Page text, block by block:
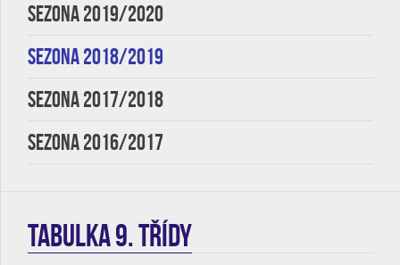
SEZONA 2019/2020
SEZONA 2018/2019
SEZONA 2017/2018
SEZONA 2016/2017
TABULKA 9. třídy